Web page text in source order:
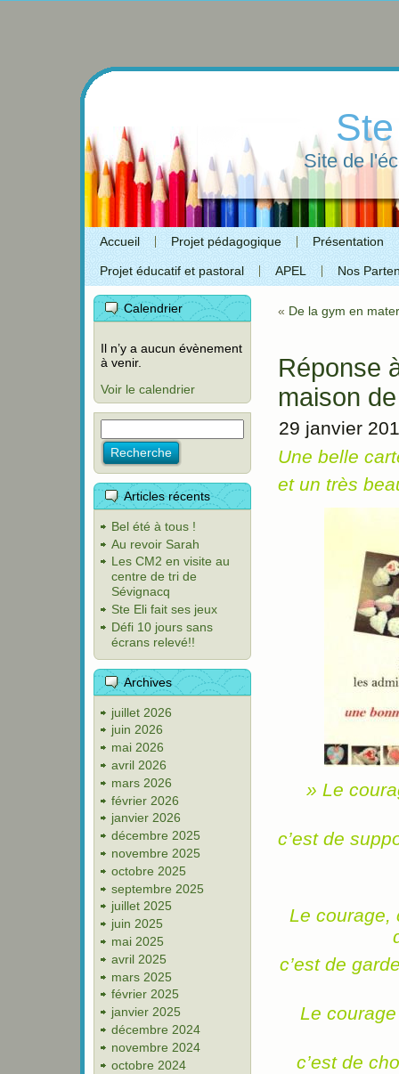
Site de
Accueil Projet pédagogique Présentation
Projet éducatif et pastoral APEL Nos
Calendrier
Il n’y a aucun évènement
à venir.
Voir le calendrier
Articles récents
Bel été à tous !
Au revoir Sarah
Les CM2 en visite au
centre de tri de
Sévignacq
Ste Eli fait ses jeux
Défi 10 jours sans
écrans relevé!!
Archives
juillet 2026
juin 2026
mai 2026
avril 2026
mars 2026
février 2026
janvier 2026
décembre 2025
novembre 2025
octobre 2025
septembre 2025
juillet 2025
juin 2025
mai 2025
avril 2025
mars 2025
février 2025
janvier 2025
décembre 2024
novembre 2024
octobre 2024
« De la gym en
Réponse
maison
29 janvier
Une belle
et un très
» Le
c’est de
Le courage,
c’est de
Le
c’est de